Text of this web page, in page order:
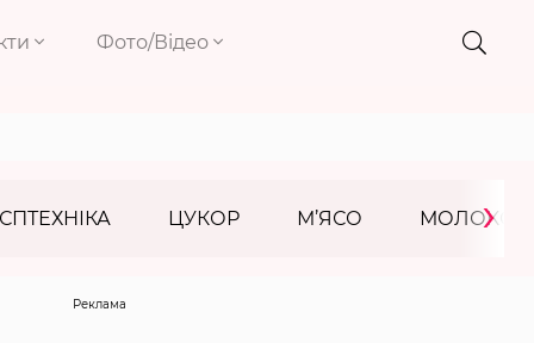
Фото/Відео
ЦУКОР М’ЯСО МОЛОКО
›
Реклама